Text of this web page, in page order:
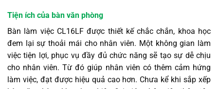
Tiện ích của bàn văn phòng
Bàn làm việc CL16LF được thiết kế chắc chắn, khoa học
đem lại sự thoải mái cho nhân viên. Một không gian làm
việc tiện lợi, phục vụ đầy đủ chức năng sẽ tạo sự dễ chịu
cho nhân viên. Từ đó giúp nhân viên có thêm cảm hứng
làm việc, đạt được hiệu quả cao hơn. Chưa kể khi sắp xếp